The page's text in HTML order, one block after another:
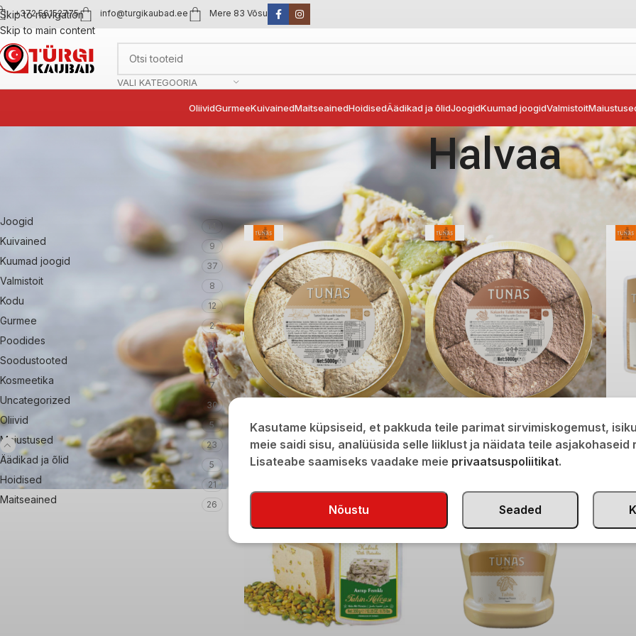
Skip to navigation
Skip to main content
+372 56152775 info@turgikaubad.ee Mere 83 Võsu
VALI KATEGOORIA
OliividGurmeeKuivainedMaitseainedHoidisedÄädikad ja õlidJoogidKuumad joogidValmistoit
Halvaa
Joogid
Kuivained 9
Kuumad joogid 37
Valmistoit 8
Kodu 12
Gurmee 2
Poodides 31
Soodustooted 9
Kosmeetika 7
Uncategorized 30
Oliivid 5
Maiustused 23
Äädikad ja õlid 5
Hoidised 21
Maitseained 26
Halvaa
€75,00 € 75,00 €4,90
Kasutame küpsiseid, et pakkuda teile parimat sirvimiskogemust,
meie saidi sisu, analüüsida selle liiklust ja näidata teile asjakohaseid
Lisateabe saamiseks vaadake meie privaatsuspoliitikat.
Nõustu Seaded